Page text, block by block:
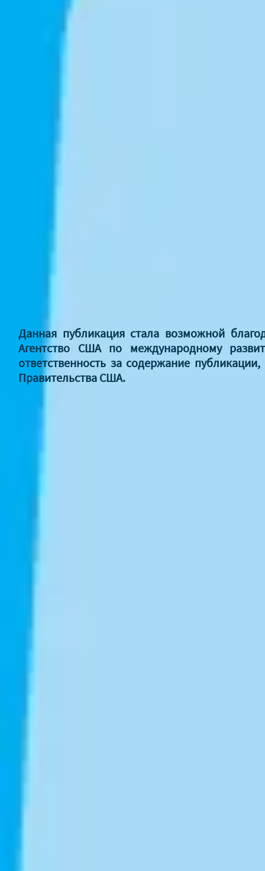
Данная публикация стала возможной
Агентство США по международному
ответственность за содержание
Правительства США.